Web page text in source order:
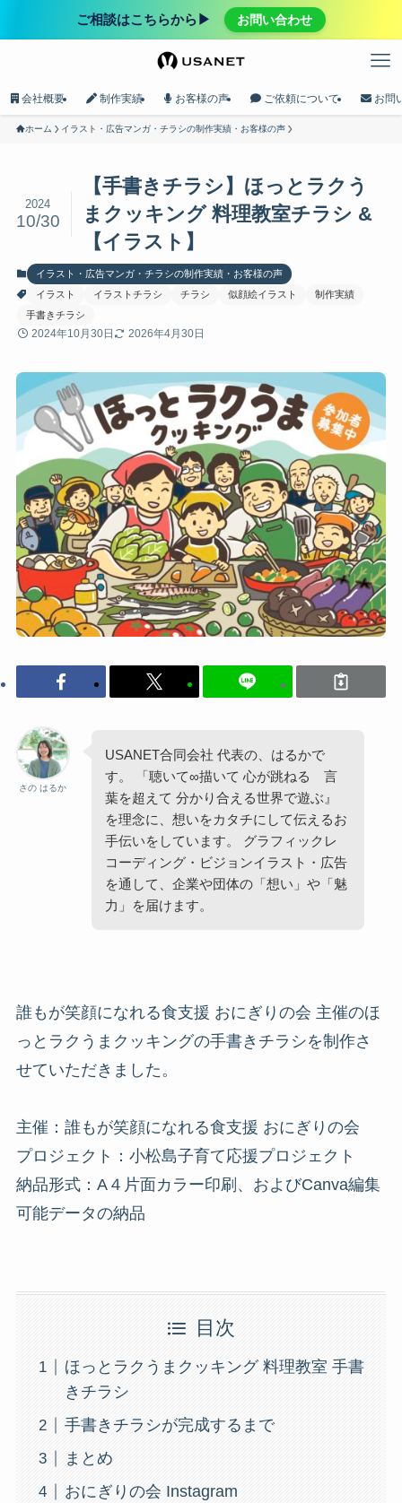
ご相談はこちらから▶︎ お問い合わせ
会社概要 制作実績 お客様の声 ご依頼について お問
ホーム イラスト・広告マンガ・チラシの制作実績・お客様の声
【手書きチラシ】ほっとラクう
まクッキング 料理教室チラシ &
【イラスト】
2024
10/30
イラスト・広告マンガ・チラシの制作実績・お客様の声
イラスト
イラストチラシ チラシ 似顔絵イラスト
制作実績
手書きチラシ
2024年10月30日 2026年4月30日
さの はるか
USANET合同会社 代表の、はるかで
す。 「聴いて∞描いて 心が跳ねる 言
葉を超えて 分かり合える世界で遊ぶ』
を理念に、想いをカタチにして伝えるお
手伝いをしています。 グラフィックレ
コーディング・ビジョンイラスト・広告
を通して、企業や団体の「想い」や「魅
力」を届けます。
誰もが笑顔になれる食支援 おにぎりの会 主催のほ
っとラクうまクッキングの手書きチラシを制作さ
せていただきました。
主催：誰もが笑顔になれる食支援 おにぎりの会
プロジェクト：小松島子育て応援プロジェクト
納品形式：A４片面カラー印刷、およびCanva編集
可能データの納品
目次
ほっとラクうまクッキング 料理教室 手書
きチラシ
手書きチラシが完成するまで
まとめ
おにぎりの会 Instagram